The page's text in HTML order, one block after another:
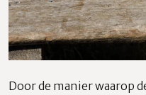
Door de manier waarop